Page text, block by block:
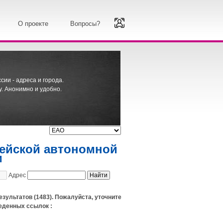
О проекте Вопросы?
- адреса и города.
Анонимно и удобно.
автономной
Адрес
(1483). Пожалуйста, уточните
ссылок :